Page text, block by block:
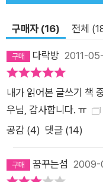
구매자 (16) 전체
다락방 2011-
내가 읽어본 글쓰기 책
우님, 감사합니다. ㅠ
공감 (4) 댓글 (14)
꿈꾸는섬 2009-